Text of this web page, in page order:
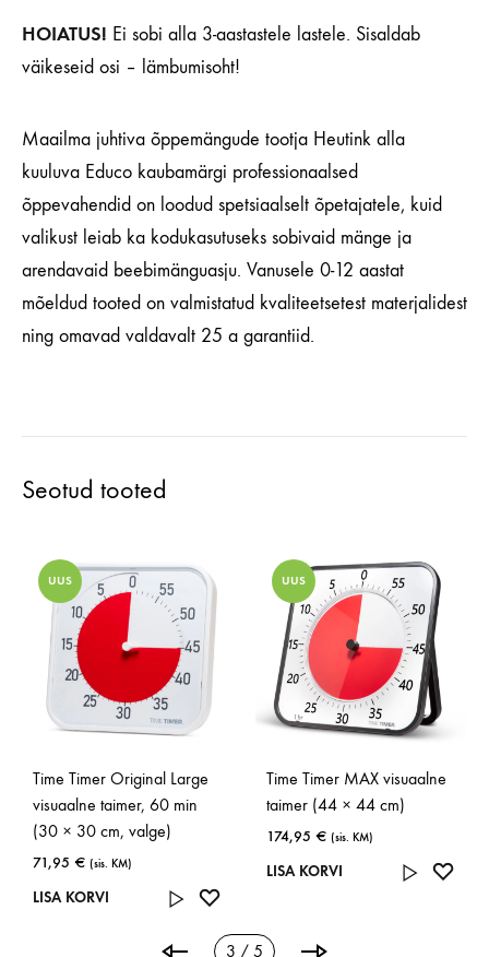
HOIATUS! Ei sobi alla 3-aastastele lastele. Sisaldab
väikeseid osi – lämbumisoht!
Maailma juhtiva õppemängude tootja Heutink alla
kuuluva Educo kaubamärgi professionaalsed
õppevahendid on loodud spetsiaalselt õpetajatele, kuid
valikust leiab ka kodukasutuseks sobivaid mänge ja
arendavaid beebimänguasju. Vanusele 0-12 aastat
mõeldud tooted on valmistatud kvaliteetsetest materjalidest
ning omavad valdavalt 25 a garantiid.
Seotud tooted
UUS
Time Timer Original Large
visuaalne taimer, 60 min
(30 × 30 cm, valge)
71,95 € (sis. KM)
LISA KORVI
UUS
Time Timer MAX visuaalne
taimer (44 × 44 cm)
174,95 € (sis. KM)
LISA KORVI
3 / 5